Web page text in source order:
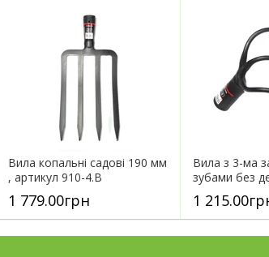
Вила копальні садові 190 мм
, артикул 910-4.B
1 779.00грн
Вила з 3-ма
зубами без
1